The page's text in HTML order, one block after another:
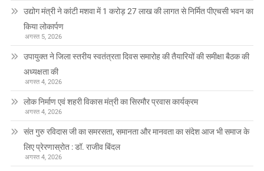
उद्योग मंत्री ने कांटी मशवा में 1 करोड़ 27 लाख की लागत से निर्मित पीएचसी भवन का
किया लोकार्पण
अगस्त 5, 2026
उपायुक्त ने जिला स्तरीय स्वतंत्रता दिवस समारोह की तैयारियों की समीक्षा बैठक की
अध्यक्षता की
अगस्त 4, 2026
लोक निर्माण एवं शहरी विकास मंत्री का सिरमौर प्रवास कार्यक्रम
अगस्त 4, 2026
संत गुरु रविदास जी का समरसता, समानता और मानवता का संदेश आज भी समाज के
लिए प्रेरणास्रोत : डॉ. राजीव बिंदल
अगस्त 4, 2026